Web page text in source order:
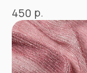
450 р.
ВКОНТАКТЕ
ОДНОКЛАССНИКИ
СОЦСЕТИ